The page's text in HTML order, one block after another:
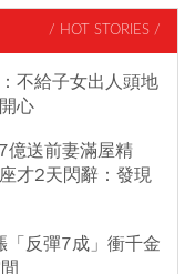
/ HOT STORIES /
不給子女出人頭地
心
億送前妻滿屋精
才2天閃辭：發現
反彈7成」衝千金